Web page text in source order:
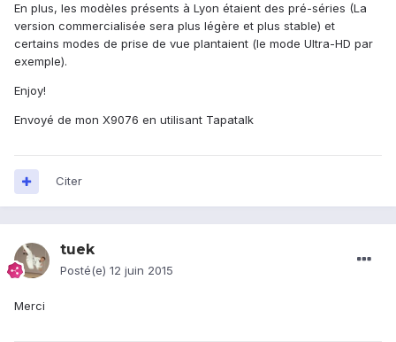
En plus, les modèles présents à Lyon étaient des pré-séries (La
version commercialisée sera plus légère et plus stable) et
certains modes de prise de vue plantaient (le mode Ultra-HD par
exemple).
Enjoy!
Envoyé de mon X9076 en utilisant Tapatalk
Citer
tuek
Posté(e) 12 juin 2015
Merci